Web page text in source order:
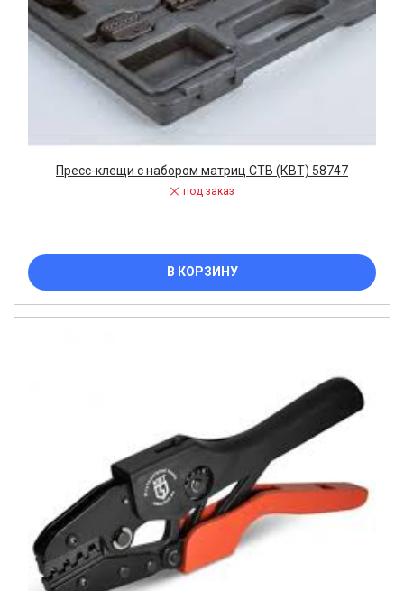
Пресс-клещи с набором матриц CTB (КВТ) 58747
под заказ
В КОРЗИНУ